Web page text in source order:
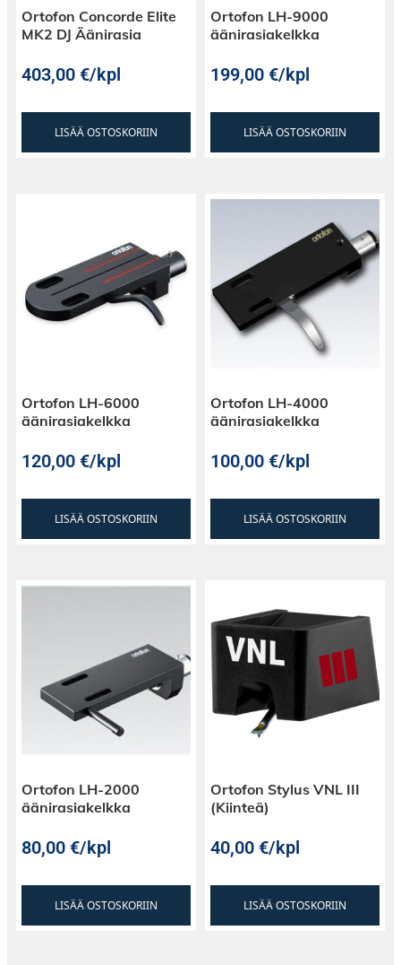
Ortofon Concorde Elite
MK2 DJ Äänirasia
403,00€/kpl
LISÄÄ OSTOSKORIIN
Ortofon LH-9000
äänirasiakelkka
199,00€/kpl
LISÄÄ OSTOSKORIIN
Ortofon LH-6000
äänirasiakelkka
120,00€/kpl
LISÄÄ OSTOSKORIIN
Ortofon LH-4000
äänirasiakelkka
100,00€/kpl
LISÄÄ OSTOSKORIIN
Ortofon LH-2000
äänirasiakelkka
80,00€/kpl
LISÄÄ OSTOSKORIIN
Ortofon Stylus VNL III
(Kiinteä)
40,00€/kpl
LISÄÄ OSTOSKORIIN